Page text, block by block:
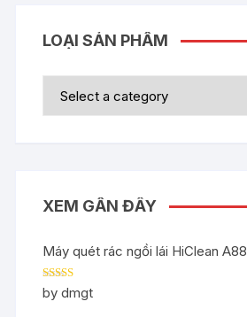
LOẠI SẢN PHẨM
XEM GẦN ĐÂY
Máy quét rác ngồi lái HiClean A88
Rated5out
of 5
by dmgt